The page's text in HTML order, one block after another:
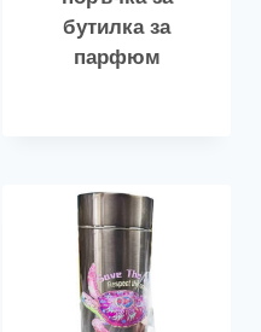
бутилка за
парфюм